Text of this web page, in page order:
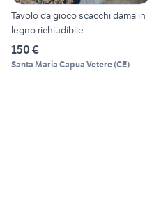
Tavolo da gioco scacchi dama in
legno richiudibile
150 €
Santa Maria Capua Vetere(CE)